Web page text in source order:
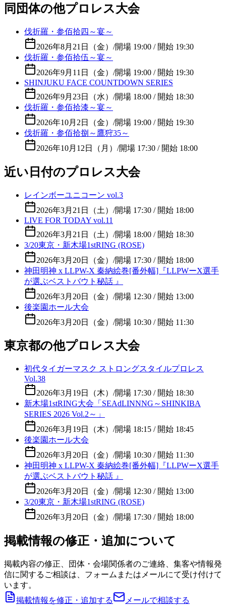
同団体の他プロレス大会
伐折羅・参佰拾四～宴～
2026年8月21日（金） /開場 19:00 / 開始 19:30
伐折羅・参佰拾伍～宴～
2026年9月11日（金） /開場 19:00 / 開始 19:30
SHINJUKU FACE COUNTDOWN SERIES
2026年9月23日（水） /開場 18:00 / 開始 18:30
伐折羅・参佰拾漆～宴～
2026年10月2日（金） /開場 19:00 / 開始 19:30
伐折羅・参佰拾捌～鷹狩35～
2026年10月12日（月） /開場 17:30 / 開始 18:00
近い日付のプロレス大会
レインボーユニコーン vol.3
2026年3月21日（土） /開場 17:30 / 開始 18:00
LIVE FOR TODAY vol.11
2026年3月21日（土） /開場 18:00 / 開始 18:30
3/20東京・新木場1stRING (ROSE)
2026年3月20日（金） /開場 17:30 / 開始 18:00
神田明神 x LLPW-X 秦納絵巻[番外幅]『LLPWーX選手
が選ぶベストバウト秘話 』
2026年3月20日（金） /開場 12:30 / 開始 13:00
後楽園ホール大会
2026年3月20日（金） /開場 10:30 / 開始 11:30
東京都の他プロレス大会
初代タイガーマスク ストロングスタイルプロレス
Vol.38
2026年3月19日（木） /開場 17:30 / 開始 18:30
新木場1stRING大会「SEAdLINNNG～SHINKIBA
SERIES 2026 Vol.2～」
2026年3月19日（木） /開場 18:15 / 開始 18:45
後楽園ホール大会
2026年3月20日（金） /開場 10:30 / 開始 11:30
神田明神 x LLPW-X 秦納絵巻[番外幅]『LLPWーX選手
が選ぶベストバウト秘話 』
2026年3月20日（金） /開場 12:30 / 開始 13:00
3/20東京・新木場1stRING (ROSE)
2026年3月20日（金） /開場 17:30 / 開始 18:00
掲載情報の修正・追加について
掲載内容の修正、団体・会場関係者のご連絡、集客や情報発
信に関するご相談は、フォームまたはメールにて受け付けて
います。
掲載情報を修正・追加する
メールで相談する